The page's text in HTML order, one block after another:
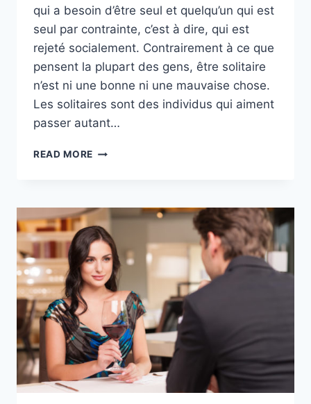
qui a besoin d’être seul et quelqu’un qui est
seul par contrainte, c’est à dire, qui est
rejeté socialement. Contrairement à ce que
pensent la plupart des gens, être solitaire
n’est ni une bonne ni une mauvaise chose.
Les solitaires sont des individus qui aiment
passer autant…
READ MORE ÊTRE
SONT
CES
PERSONNES
QUI
AIMENT
ÊTRE
SEULES